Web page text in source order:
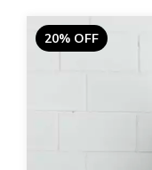
20% OFF